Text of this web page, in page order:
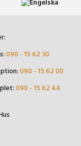
090 - 15 62 30
090 - 15 62 00
090 - 15 62 44